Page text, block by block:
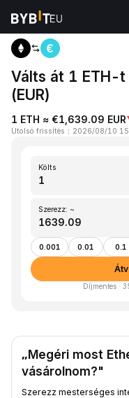
Kezdőlap ETH to EUR
Válts át 1 ETH-t
(EUR)
1 ETH ≈ €1,639.09 EUR
Utolsó frissítés ： 2026/08/10
Költs
Szerezz: ~
0.001 0.01 0.1
Díjmentes ·
„Megéri most
vásárolnom?"
Szerezz mesterséges